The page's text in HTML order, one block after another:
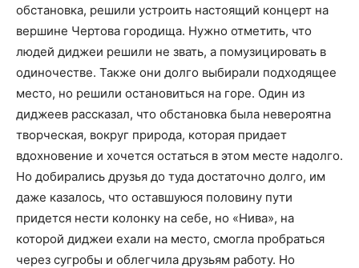
обстановка, решили устроить настоящий концерт на
вершине Чертова городища. Нужно отметить, что
людей диджеи решили не звать, а помузицировать в
одиночестве. Также они долго выбирали подходящее
место, но решили остановиться на горе. Один из
диджеев рассказал, что обстановка была невероятна
творческая, вокруг природа, которая придает
вдохновение и хочется остаться в этом месте надолго.
Но добирались друзья до туда достаточно долго, им
даже казалось, что оставшуюся половину пути
придется нести колонку на себе, но «Нива», на
которой диджеи ехали на место, смогла пробраться
через сугробы и облегчила друзьям работу. Но